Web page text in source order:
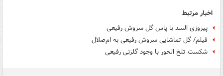
اخبار مرتبط
پیروزی السد با پاس گل سروش رفیعی
فیلم/ گل تماشایی سروش رفیعی به ام‌صلال
شکست تلخ الخور با وجود گلزنی رفیعی